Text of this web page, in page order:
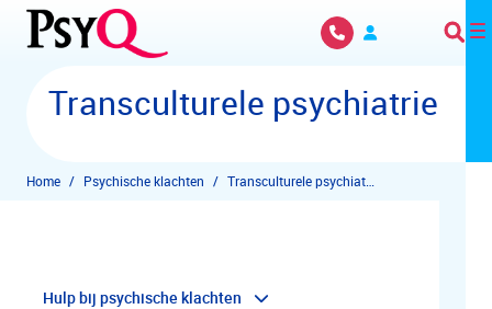
Overslaan en naar hoofdinhoud gaan
Transculturele psychiatrie
Home Psychische klachten
Hulp bij psychische klachten